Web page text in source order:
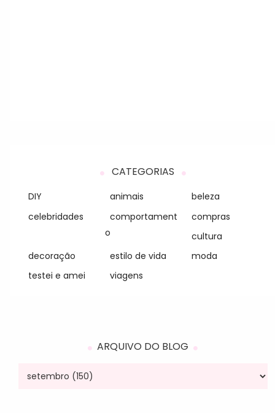
CATEGORIAS
DIY animais
beleza
celebridades
comportament
o
compras
cultura
decoração
estilo de vida
moda
testei e amei
viagens
ARQUIVO DO BLOG